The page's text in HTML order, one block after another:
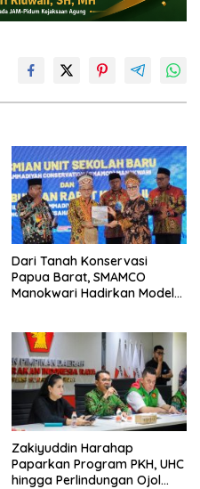
Dari Tanah Konservasi
Papua Barat, SMAMCO
Manokwari Hadirkan Model
Zakiyuddin Harahap
Paparkan Program PKH, UHC
hingga Perlindungan Ojol